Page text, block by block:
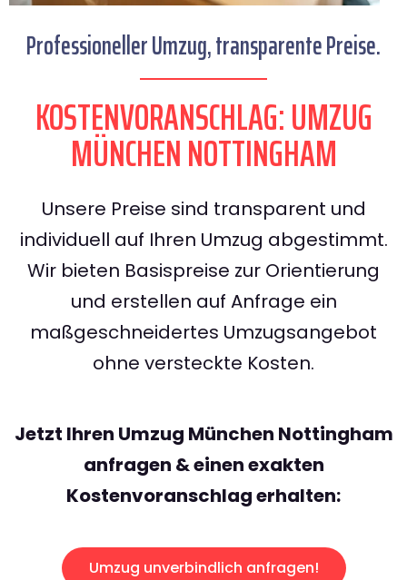
Professioneller Umzug, transparente Preise.
KOSTENVORANSCHLAG: UMZUG
MÜNCHEN NOTTINGHAM
Unsere Preise sind transparent und
individuell auf Ihren Umzug abgestimmt.
Wir bieten Basispreise zur Orientierung
und erstellen auf Anfrage ein
maßgeschneidertes Umzugsangebot
ohne versteckte Kosten.
Jetzt Ihren Umzug München Nottingham
anfragen & einen exakten
Kostenvoranschlag erhalten:
Umzug unverbindlich anfragen!